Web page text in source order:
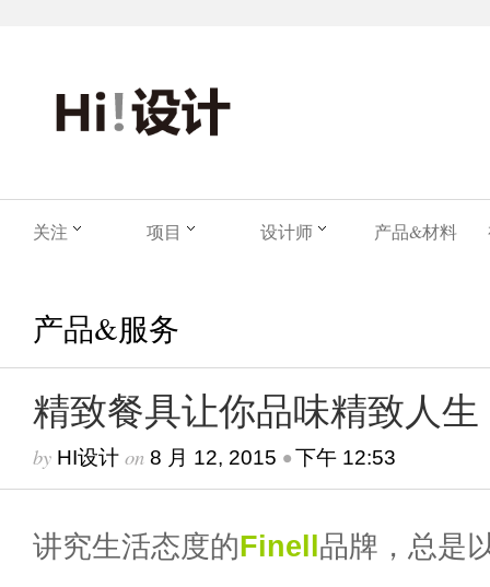
关注 项目 设计师 产品&材料
产品&服务
精致餐具让你品味精致人生
by HI设计 on 8 月 12, 2015 •下午 12:53
讲究生活态度的Finell品牌，总是